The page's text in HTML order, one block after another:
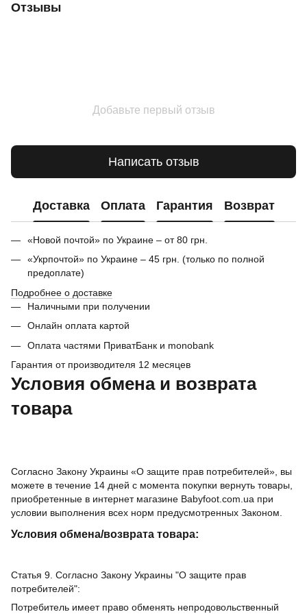
Отзывы
Добавьте первый отзыв
Написать отзыв
Доставка Оплата Гарантия Возврат
«Новой почтой» по Украине – от 80 грн.
«Укрпочтой» по Украине – 45 грн. (только по полной
предоплате)
Подробнее о доставке
Наличными при получении
Онлайн оплата картой
Оплата частями ПриватБанк и monobank
Гарантия от производителя 12 месяцев
Условия обмена и возврата
товара
Согласно Закону Украины «О защите прав потребителей», вы
можете в течение 14 дней с момента покупки вернуть товары,
приобретенные в интернет магазине Babyfoot.com.ua при
условии выполнения всех норм предусмотренных Законом.
Условия обмена/возврата товара:
Статья 9. Согласно Закону Украины "О защите прав
потребителей":
Потребитель имеет право обменять непродовольственный